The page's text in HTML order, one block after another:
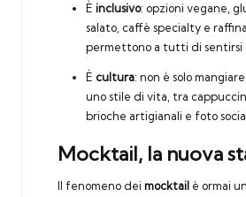
È inclusivo: opzioni vegane,
salato, caffè specialty e
permettono a tutti di sentirsi
È cultura: non è solo
uno stile di vita, tra
brioche artigianali e foto
Mocktail, la nuova
Il fenomeno dei mocktail è ormai